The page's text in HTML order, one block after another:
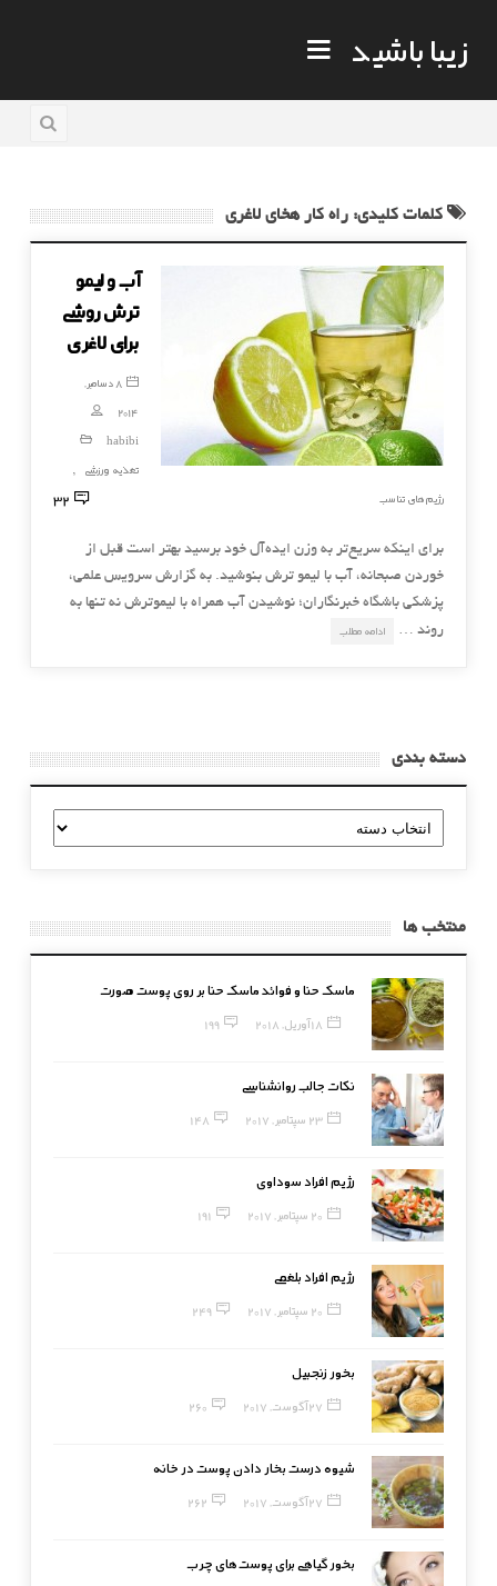
زیبا باشید
کلمات کلیدی: راه کار هخای لاغری
آب و لیمو
ترش روشی
برای لاغری
8 دسامبر,
2014
habibi
تغذیه ورزشی
,
رژیم های تناسب 32
برای اینكه سریع‌تر به وزن ایده‌آل خود برسید بهتر است قبل از
خوردن صبحانه، آب با لیمو ترش بنوشید. به گزارش سرویس علمی،
پزشکی باشگاه خبرنگاران؛ نوشیدن آب همراه با لیموترش نه تنها به
روند …
ادامه مطلب
دسته بندی
دسته
بندی
منتخب ها
ماسک حنا و فوائد ماسک حنا بر روی پوست صورت
18 آوریل, 2018 199
نکات جالب روانشناسی
23 سپتامبر, 2017 148
رژیم افراد سوداوی
20 سپتامبر, 2017 191
رژیم افراد بلغمی
20 سپتامبر, 2017 249
بخور زنجبیل
27 آگوست, 2017 260
شیوه درست بخار دادن پوست در خانه
27 آگوست, 2017 262
بخور گیاهی برای پوست‌های چرب